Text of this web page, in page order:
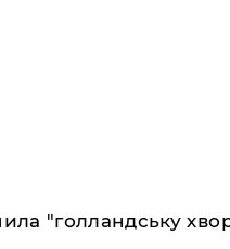
"голландську